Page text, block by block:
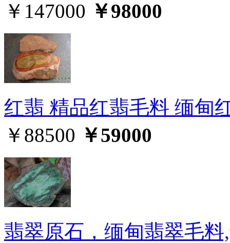
￥147000 ￥98000
红翡 精品红翡毛料 缅甸
￥88500 ￥59000
翡翠原石，缅甸翡翠毛